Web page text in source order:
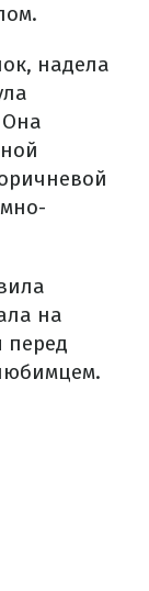
надела
на
перед